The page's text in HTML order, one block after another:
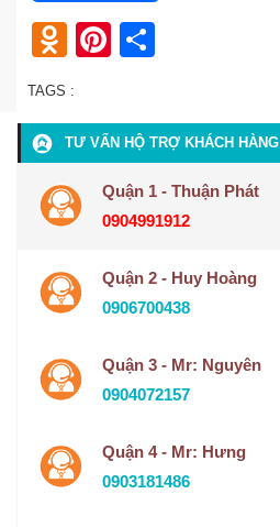
Odnoklassniki
Pinterest
TAGS :
TƯ VẤN HỘ TRỢ KHÁCH HÀNG
Quận 1 - Thuận Phát
0904991912
Quận 2 - Huy Hoàng
0906700438
Quận 3 - Mr: Nguyên
0904072157
Quận 4 - Mr: Hưng
0903181486